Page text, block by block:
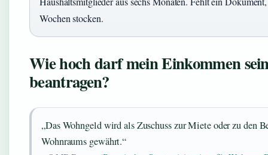
Wochen stocken.
Wie hoch darf mein Einkommen
beantragen?
„Das Wohngeld wird als Zuschuss zur Miete oder zu den
Wohnraums gewährt.“